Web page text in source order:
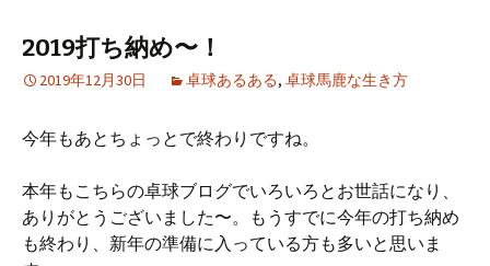
2019打ち納め〜！
2019年12月30日 卓球あるある, 卓球馬鹿な生き方
今年もあとちょっとで終わりですね。
本年もこちらの卓球ブログでいろいろとお世話になり、
ありがとうございました〜。もうすでに今年の打ち納め
も終わり、新年の準備に入っている方も多いと思いま